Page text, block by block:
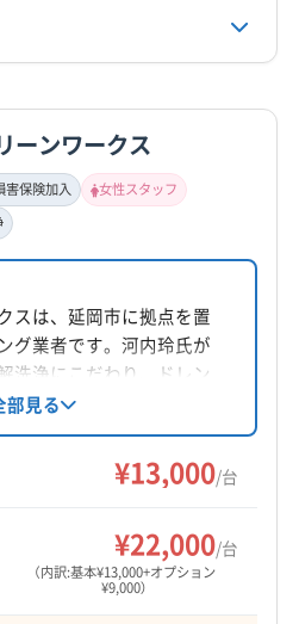
日向市
西諸県郡高原町
(鹿児島県) 姶良市
島県) 薩摩郡さつま町
ーンワークス
害保険加入
女性スタッフ
スは、延岡市に拠点を置
グ業者です。河内玲氏が
洗浄にこだわり、ドレン
丁寧に洗浄します。女性
クレジットやPayPayなど
応。損害保険加入済みで
部見る
¥13,000/台
¥22,000/台
（内訳:基本¥13,000+オプション
¥9,000）